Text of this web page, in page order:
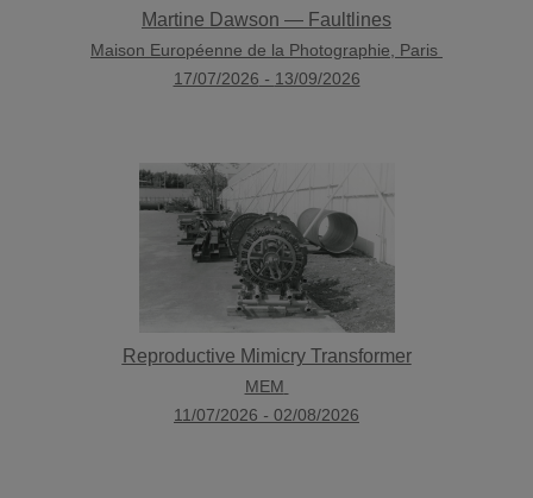
Martine Dawson — Faultlines
Maison Européenne de la Photographie, Paris
17/07/2026 - 13/09/2026
Reproductive Mimicry Transformer
MEM
11/07/2026 - 02/08/2026